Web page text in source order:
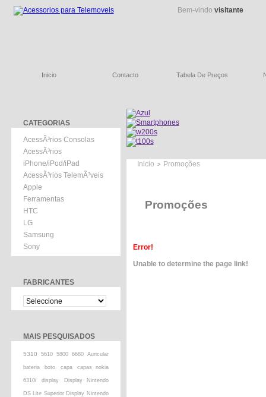
Bem-vindo visitante
Inicio Contacto Tabela De Preços
CATEGORIAS
AcessÃ³rios Consolas
AcessÃ³rios
iPhone/iPod/iPad
AcessÃ³rios TelemÃ³veis
Apple
Ferramentas
HTC
LG
Samsung
Sony
FABRICANTES
MAIS PESQUISADOS
5310 5610 5800 6680 Auricular
bateria boto capa capas nokia
6310i display Display Nintendo
DS Lite Superior Display Nintendo
Inicio > Promoções
Promoções
Error!
Unable to determine the page link!